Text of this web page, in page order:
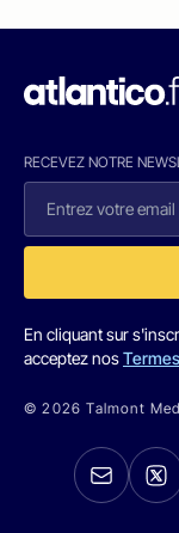
RECEVEZ NOTRE
En cliquant sur
acceptez nos
© 2026 Talmont